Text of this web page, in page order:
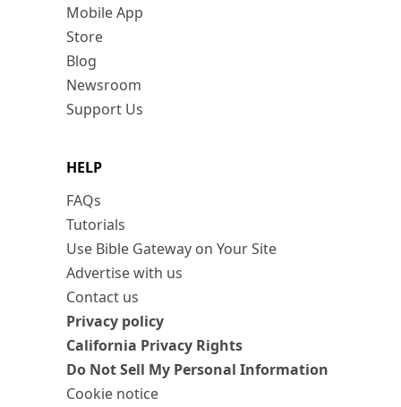
Mobile App
Store
Blog
Newsroom
Support Us
HELP
FAQs
Tutorials
Use Bible Gateway on Your Site
Advertise with us
Contact us
Privacy policy
California Privacy Rights
Do Not Sell My Personal Information
Cookie notice